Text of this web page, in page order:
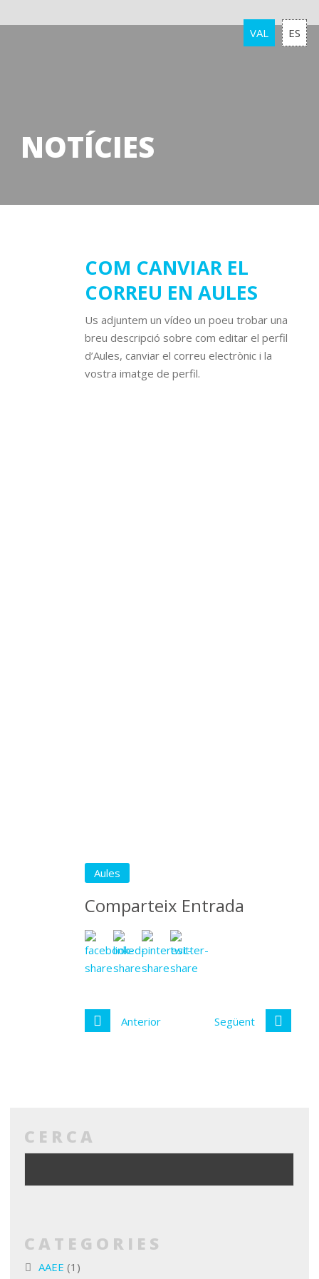
VAL ES
NOTÍCIES
COM CANVIAR EL
CORREU EN AULES
Us adjuntem un vídeo un poeu trobar una
breu descripció sobre com editar el perfil
d’Aules, canviar el correu electrònic i la
vostra imatge de perfil.
Aules
Comparteix Entrada
Anterior Següent
CERCA
CATEGORIES
AAEE (1)